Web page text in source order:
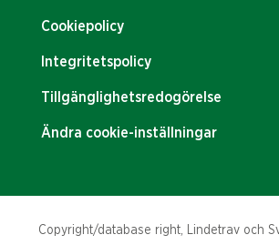
Cookiepolicy
Integritetspolicy
Tillgänglighetsredogörelse
Ändra cookie-inställningar
Copyright/database right, Lindetrav och